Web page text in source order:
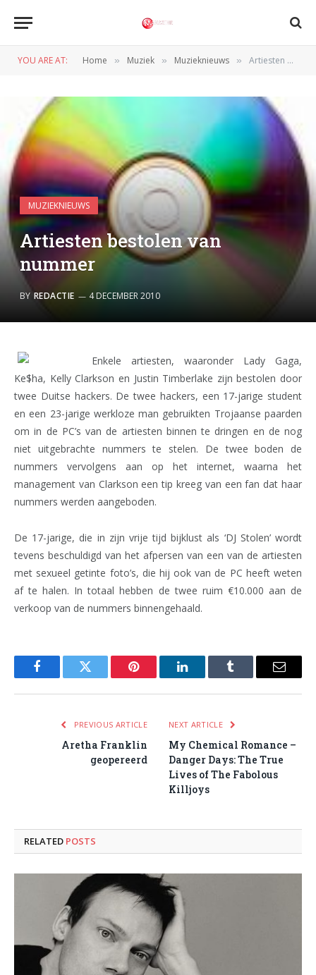
YOU ARE AT: Home » Muziek » Muzieknieuws » Artiesten bestolen van nummer
MUZIEKNIEUWS
Artiesten bestolen van
nummer
BY REDACTIE 4 DECEMBER 2010
Enkele artiesten, waaronder Lady Gaga,
Ke$ha, Kelly Clarkson en Justin Timberlake zijn bestolen door
twee Duitse hackers. De twee hackers, een 17-jarige student
en een 23-jarige werkloze man gebruikten Trojaanse paarden
om in de PC’s van de artiesten binnen te dringen en de nog
niet uitgebrachte nummers te stelen. De twee boden de
nummers vervolgens aan op het internet, waarna het
management van Clarkson een tip kreeg van een fan dat haar
nummers werden aangeboden.
De 17-jarige, die in zijn vrije tijd bijklust als ‘DJ Stolen’ wordt
tevens beschuldigd van het afpersen van een van de artiesten
met sexueel getinte foto’s, die hij ook van de PC heeft weten
af te halen. In totaal hebben de twee ruim €10.000 aan de
verkoop van de nummers binnengehaald.
FacebookTwitter Pinterest LinkedInTumblr Email
PREVIOUS ARTICLE
Aretha Franklin
geopereerd
NEXT ARTICLE
My Chemical Romance –
Danger Days: The True
Lives of The Fabolous
Killjoys
RELATED POSTS